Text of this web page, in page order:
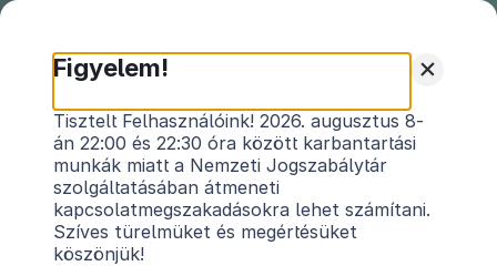
2012. évi CXVIII. törvény
egyes szociális tárgyú és egyéb kapcsolódó
törvények módosításáról1
Hatályos: 2013. 01. 02. – 2016. 06. 30.
+
Figyelem!
Tisztelt Felhasználóink! 2026. augusztus 8-
án 22:00 és 22:30 óra között karbantartási
munkák miatt a Nemzeti Jogszabálytár
szolgáltatásában átmeneti
kapcsolatmegszakadásokra lehet számítani.
Szíves türelmüket és megértésüket
köszönjük!